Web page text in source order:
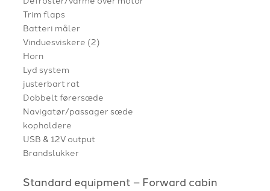
Trim flaps
Batteri måler
Vinduesviskere (2)
Horn
Lyd system
justerbart rat
Dobbelt førersæde
Navigatør/passager sæde
kopholdere
USB & 12V output
Brandslukker
Standard equipment – Forward cabin